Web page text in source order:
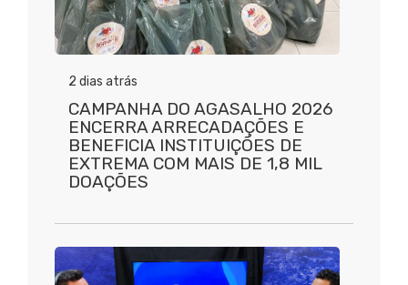
2 dias atrás
CAMPANHA DO AGASALHO 2026
ENCERRA ARRECADAÇÕES E
BENEFICIA INSTITUIÇÕES DE
EXTREMA COM MAIS DE 1,8 MIL
DOAÇÕES